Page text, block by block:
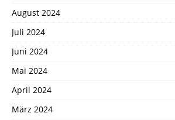
August 2024
Juli 2024
Juni 2024
Mai 2024
April 2024
März 2024